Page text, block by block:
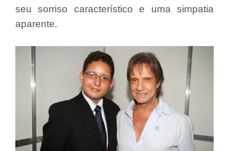
seu sorriso característico e uma simpatia
aparente.